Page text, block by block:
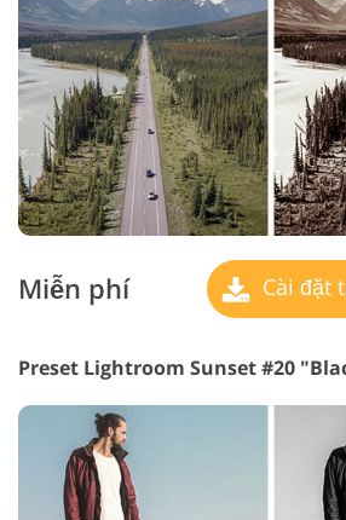
Miễn phí Cài đặt
Preset Lightroom Sunset #20